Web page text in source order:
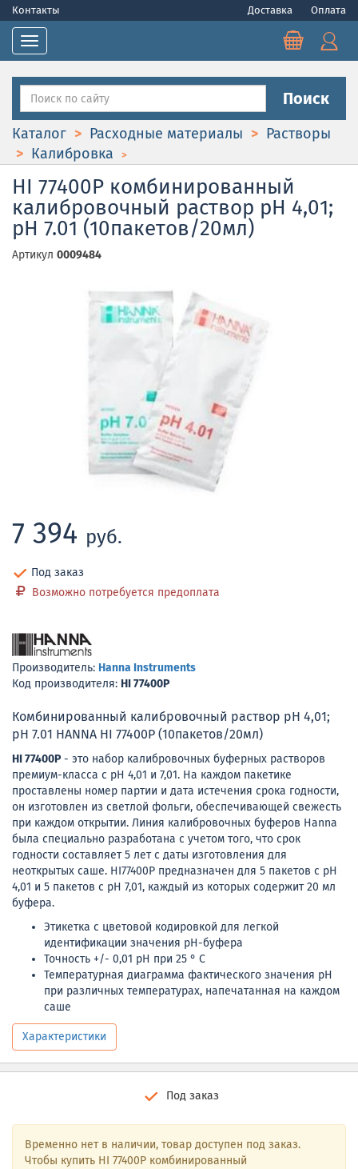
Контакты Доставка Оплата
Toggle navigation
Поиск
Каталог Расходные материалы
Растворы
Калибровка
HI 77400P комбинированный
калибровочный раствор рН 4,01;
рН 7.01 (10пакетов/20мл)
Артикул 0009484
7 394 руб.
Под заказ
Возможно потребуется предоплата
Производитель: Hanna Instruments
Код производителя: HI 77400P
Комбинированный калибровочный раствор рН 4,01;
рН 7.01 HANNA HI 77400P (10пакетов/20мл)
HI 77400P - это набор калибровочных буферных растворов
премиум-класса с pH 4,01 и 7,01. На каждом пакетике
проставлены номер партии и дата истечения срока годности,
он изготовлен из светлой фольги, обеспечивающей свежесть
при каждом открытии. Линия калибровочных буферов Hanna
была специально разработана с учетом того, что срок
годности составляет 5 лет с даты изготовления для
неоткрытых саше. HI77400P предназначен для 5 пакетов с pH
4,01 и 5 пакетов с pH 7,01, каждый из которых содержит 20 мл
буфера.
Этикетка с цветовой кодировкой для легкой
идентификации значения pH-буфера
Точность +/- 0,01 pH при 25 ° C
Температурная диаграмма фактического значения pH
при различных температурах, напечатанная на каждом
саше
Характеристики
Под заказ
Временно нет в наличии, товар доступен под заказ.
Чтобы купить HI 77400P комбинированный